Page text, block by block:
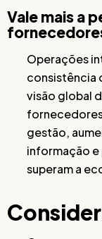
Vale mais a
Operações
consistência
visão global
gestão,
informação
superam a